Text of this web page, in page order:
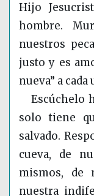
Hijo
hombre.
nuestros
justo y es
nueva” a
Escúchelo
solo tiene
salvado.
cueva, de
mismos, de
nuestra